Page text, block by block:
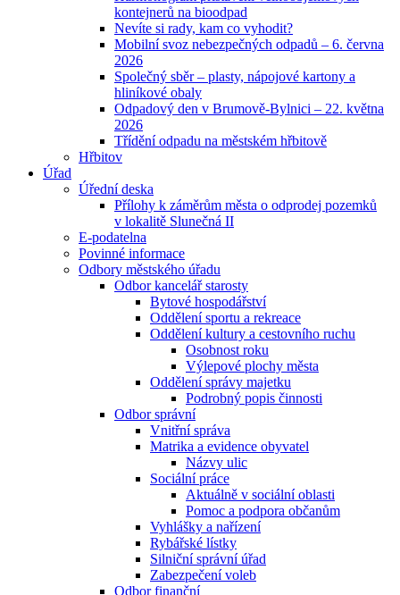
kontejnerů na bioodpad
Nevíte si rady, kam co vyhodit?
Mobilní svoz nebezpečných odpadů – 6. června
2026
Společný sběr – plasty, nápojové kartony a
hliníkové obaly
Odpadový den v Brumově-Bylnici – 22. května
2026
Třídění odpadu na městském hřbitově
Hřbitov
Úřad
Úřední deska
Přílohy k záměrům města o odprodej pozemků
v lokalitě Slunečná II
E-podatelna
Povinné informace
Odbory městského úřadu
Odbor kancelář starosty
Bytové hospodářství
Oddělení sportu a rekreace
Oddělení kultury a cestovního ruchu
Osobnost roku
Výlepové plochy města
Oddělení správy majetku
Podrobný popis činnosti
Odbor správní
Vnitřní správa
Matrika a evidence obyvatel
Názvy ulic
Sociální práce
Aktuálně v sociální oblasti
Pomoc a podpora občanům
Vyhlášky a nařízení
Rybářské lístky
Silniční správní úřad
Zabezpečení voleb
Odbor finanční